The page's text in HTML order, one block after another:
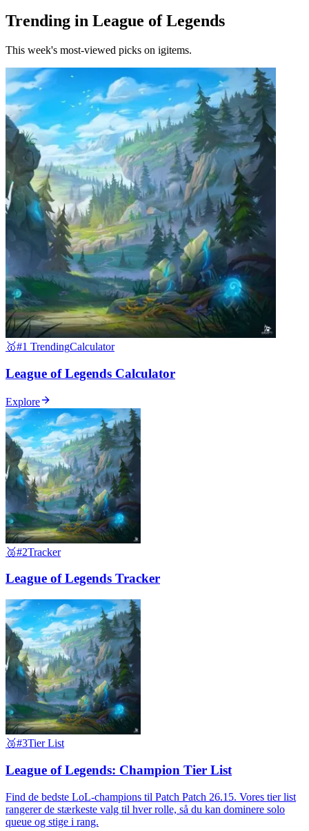
Trending in League of Legends
This week's most-viewed picks on igitems.
🥇#1 TrendingCalculator
League of Legends Calculator
Explore
🥈#2Tracker
League of Legends Tracker
🥉#3Tier List
League of Legends: Champion Tier List
Find de bedste LoL-champions til Patch Patch 26.15. Vores tier list
rangerer de stærkeste valg til hver rolle, så du kan dominere solo
queue og stige i rang.